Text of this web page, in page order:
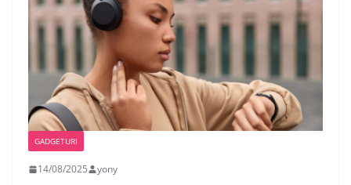
GADGETURI
14/08/2025 yony